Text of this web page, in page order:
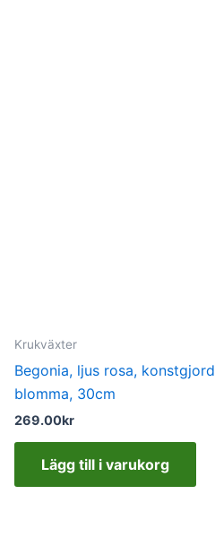
Krukväxter
Begonia, ljus rosa, konstgjord
blomma, 30cm
269.00kr
Lägg till i varukorg